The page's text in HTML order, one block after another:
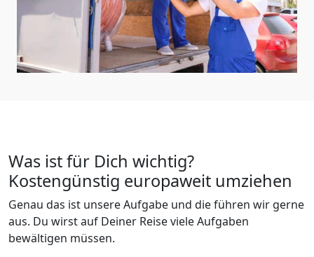
Was ist für Dich wichtig?
Kostengünstig europaweit umziehen
Genau das ist unsere Aufgabe und die führen wir gerne
aus. Du wirst auf Deiner Reise viele Aufgaben
bewältigen müssen.